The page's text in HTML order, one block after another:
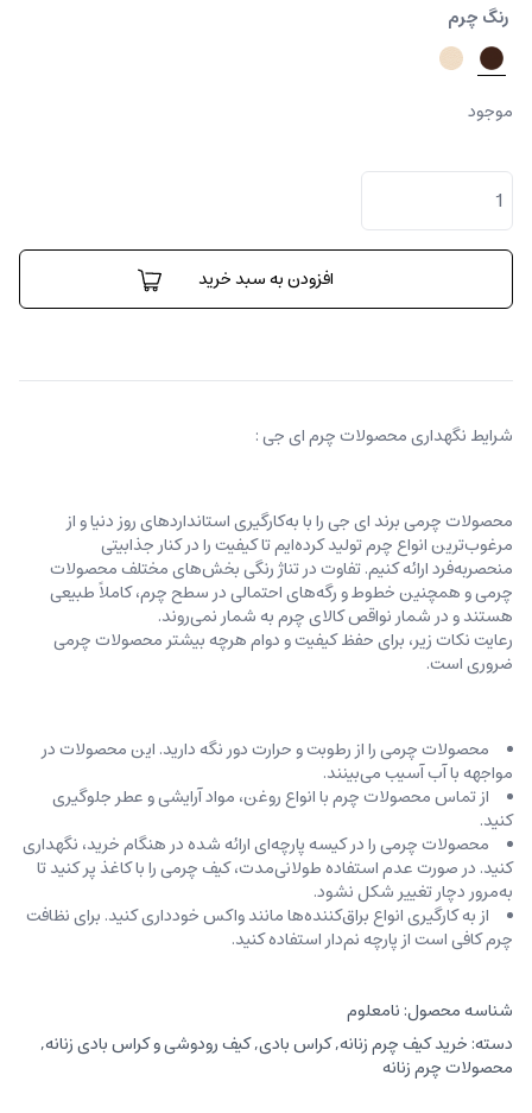
رنگ چرم
موجود
کیف
کراس
بادی
باندل
افزودن به سبد خرید
شرایط نگهداری محصولات چرم ای جی :
محصولات چرمی برند ای جی را با به‌کارگیری استانداردهای روز دنیا و از
مرغوب‌ترین انواع چرم تولید کرده‌ایم تا کیفیت را در کنار جذابیتی
منحصربه‌فرد ارائه کنیم. تفاوت در تناژ رنگی بخش‌های مختلف محصولات
چرمی و همچنین خطوط و رگه‌‌های احتمالی در سطح چرم، کاملاً طبیعی
هستند و در شمار نواقص کالای چرم به شمار نمی‌روند.
رعایت نکات زیر، برای حفظ کیفیت و دوام هرچه بیشتر محصولات چرمی
ضروری است.
محصولات چرمی را از رطوبت و حرارت دور نگه دارید. این محصولات در
مواجهه با آب آسیب می‌بینند.
از تماس محصولات چرم با انواع روغن‌، مواد آرایشی و عطر جلوگیری
کنید.
محصولات چرمی را در کیسه‌ پارچه‌ای ارائه شده در هنگام خرید، ‌نگهداری
کنید. در صورت عدم استفاده طولانی‌مدت، کیف‌ چرمی را با کاغذ پر کنید تا
به‌مرور دچار تغییر شکل نشود.
از به کارگیری انواع براق‌کننده‌ها مانند واکس خودداری کنید. برای نظافت
چرم کافی است از پارچه‌ نم‌دار استفاده کنید.
شناسه محصول: نامعلوم
دسته: خرید کیف چرم زنانه,کراس بادی,کیف رودوشی و کراس بادی زنانه,
محصولات چرم زنانه